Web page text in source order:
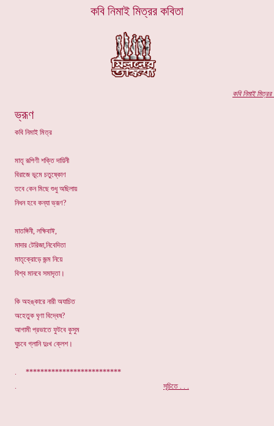
কবি নিমাই মিত্রর কবিতা
ভ্রূণ
কবি নিমাই মিত্র
মাতৃ রূপিণী শক্তি দায়িনী
বিরাজে ভূমে চতুষ্কোণ
তবে কেন মিছে শুধু অছিলায়
নিধন হবে কন্যা ভ্রূণ?
মাতঙ্গিনী, লক্ষিবাঈ,
মাদার টেরিজা,নিবেদিতা
মাতৃক্রোড়ে জন্ম নিয়ে
বিশ্ব মানবে সমাদৃতা।
কি অহঙ্কারে নারী অযাচিত
অহেতুক ঘৃণা বিদ্বেষ?
আগামী প্রভাতে ফুটবে কুসুম
ঘুচবে গ্লানি দুঃখ ক্লেশ।
. **************************
. সূচিতে . . .
কবিনিমাই মিত্রর